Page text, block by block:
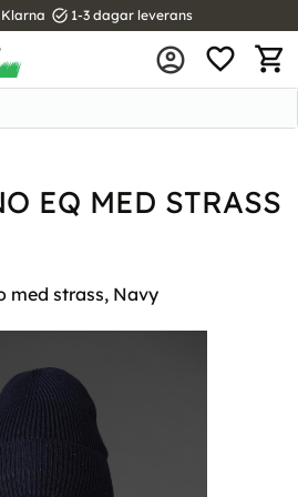
task_alt 1-3 dagar leverans
EQ MED STRASS
med strass, Navy